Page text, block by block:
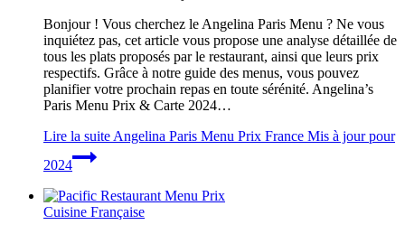
Bonjour ! Vous cherchez le Angelina Paris Menu ? Ne vous
inquiétez pas, cet article vous propose une analyse détaillée de
tous les plats proposés par le restaurant, ainsi que leurs prix
respectifs. Grâce à notre guide des menus, vous pouvez
planifier votre prochain repas en toute sérénité. Angelina’s
Paris Menu Prix & Carte 2024…
Lire la suite Angelina Paris Menu Prix France Mis à jour pour
2024
Cuisine Française